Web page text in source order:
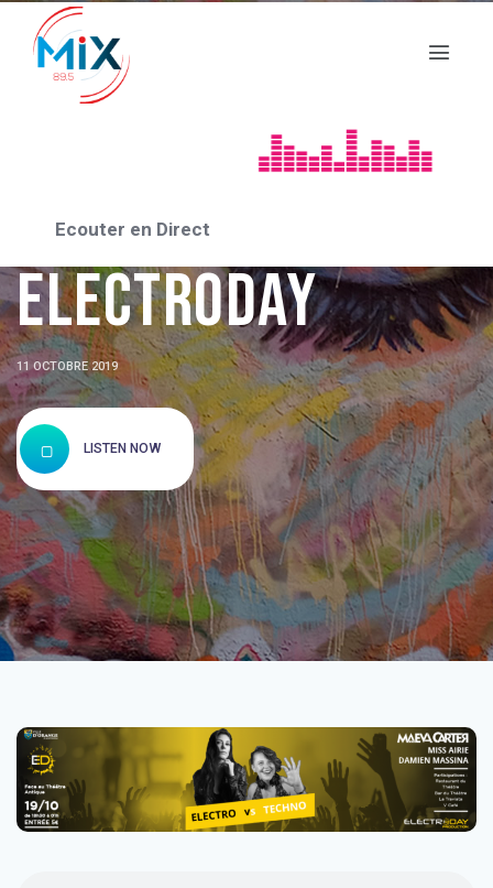
Ecouter en Direct
Association
Electroday
11 OCTOBRE 2019
LISTEN NOW